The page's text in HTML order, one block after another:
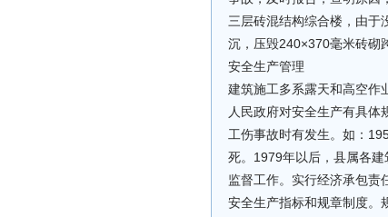
三层砖混结构综合楼，由于
沉，压毁240×370毫米砖砌
安全生产管理
建筑施工多系露天和高空作
人民政府对安全生产有具体
工伤事故时有发生。如：
死。1979年以后，县属各
监督工作。实行经济承包责
安全生产指标和规章制度。